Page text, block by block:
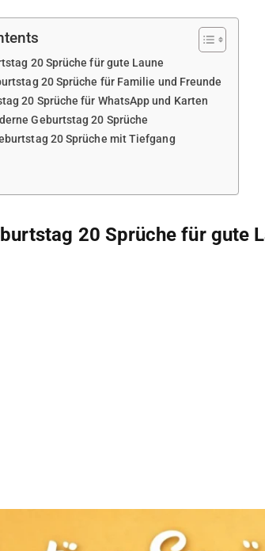
20 Sprüche für gute Laune
20 Sprüche für Familie und Freunde
20 Sprüche für WhatsApp und Karten
Geburtstag 20 Sprüche
20 Sprüche mit Tiefgang
20 Sprüche für gute